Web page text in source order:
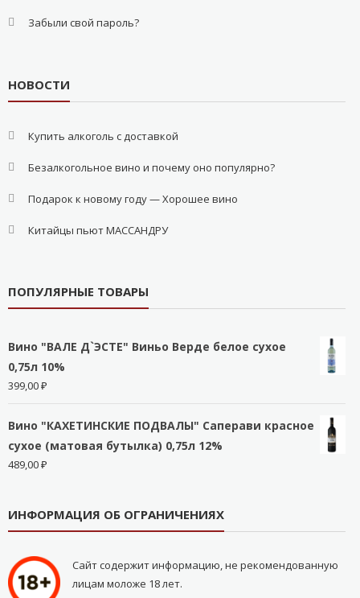
Забыли свой пароль?
НОВОСТИ
Купить алкоголь с доставкой
Безалкогольное вино и почему оно популярно?
Подарок к новому году — Хорошее вино
Китайцы пьют МАССАНДРУ
ПОПУЛЯРНЫЕ ТОВАРЫ
Вино "ВАЛЕ Д`ЭСТЕ" Виньо Верде белое сухое
0,75л 10%
399,00₽
Вино "КАХЕТИНСКИЕ ПОДВАЛЫ" Саперави красное
сухое (матовая бутылка) 0,75л 12%
489,00₽
ИНФОРМАЦИЯ ОБ ОГРАНИЧЕНИЯХ
Сайт содержит информацию, не рекомендованную
лицам моложе 18 лет.